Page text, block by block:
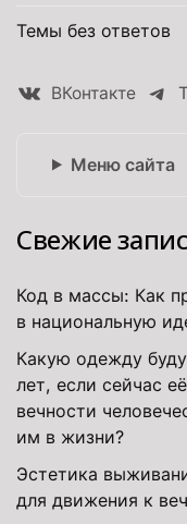
Темы без ответов
ВКонтакте
Меню сайта
Свежие
Код в массы: Как
в национальную
Какую одежду
лет, если сейчас
вечности
им в жизни?
Эстетика
для движения к